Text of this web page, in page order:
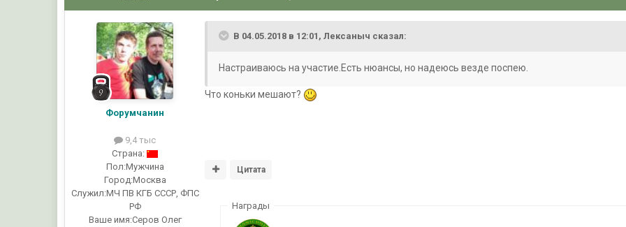
Форумчанин
9,4 тыс
Страна:
Пол:Мужчина
Город:Москва
Служил:МЧ ПВ КГБ СССР, ФПС
РФ
Ваше имя:Серов Олег
В 04.05.2018 в 12:01, Лексаныч сказал:
Настраиваюсь на участие.Есть нюансы, но надеюсь везде поспею.
Что коньки мешают?
Цитата
Награды